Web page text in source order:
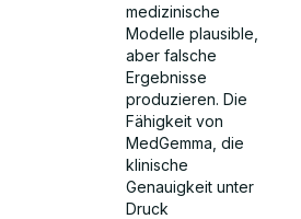
medizinische
Modelle plausible,
aber falsche
Ergebnisse
produzieren. Die
Fähigkeit von
MedGemma, die
klinische
Genauigkeit unter
Druck